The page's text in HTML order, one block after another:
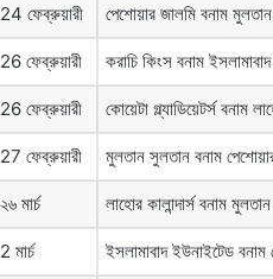
24 ফেব্রুয়ারী পেশোয়ার জালমি বনাম
26 ফেব্রুয়ারী করাচি কিংস বনাম
26 ফেব্রুয়ারী কোয়েটা গ্ল্যাডিয়েটর্স বনাম
27 ফেব্রুয়ারী মুলতান সুলতান বনাম
২৬ মার্চ লাহোর কালান্দার্স বনাম
2 মার্চ ইসলামাবাদ ইউনাইটেড বনাম